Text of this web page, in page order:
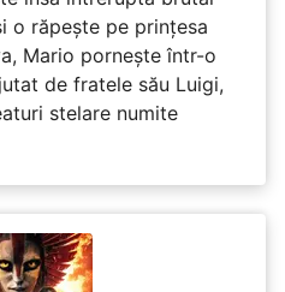
o răpește pe prinţesa
Mario pornește într-o
de fratele său Luigi,
stelare numite